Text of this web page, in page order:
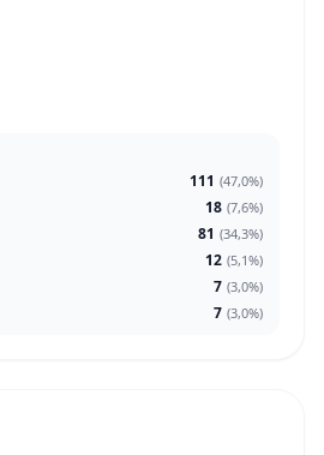
111 (47,0%)
18 (7,6%)
81 (34,3%)
12 (5,1%)
7 (3,0%)
7 (3,0%)